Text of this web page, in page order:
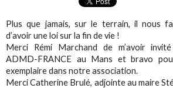
Plus que jamais, sur le terrain, il nous
d’avoir une loi sur la fin de vie !
Merci Rémi Marchand de m’avoir
ADMD-FRANCE au Mans et bravo
exemplaire dans notre association.
Merci Catherine Brulé, adjointe au maire